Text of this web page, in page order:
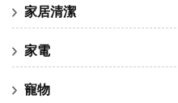
家居清潔
家電
寵物